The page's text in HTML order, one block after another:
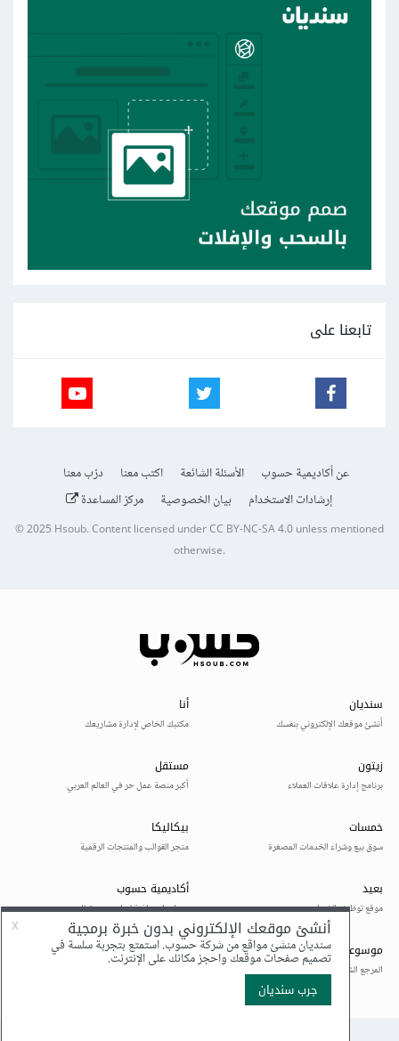
تابعنا على
عن أكاديمية حسوب الأسئلة الشائعة اكتب معنا
درّب معنا
إرشادات الاستخدام
بيان الخصوصية مركز المساعدة
© 2025Hsoub.Content licensed underCC BY-NC-SA 4.0unless mentioned
otherwise.